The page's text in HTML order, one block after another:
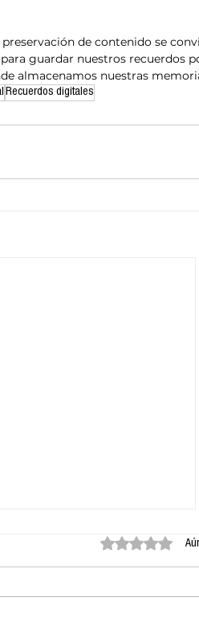
de contenido se
guardar nuestros recuerdos
almacenamos nuestras
Recuerdos digitales
Obtuvo 0 de 5